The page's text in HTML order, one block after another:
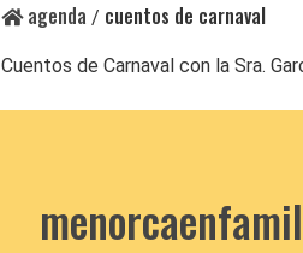
agenda / cuentos de carnaval
Cuentos de Carnaval con la Sra.